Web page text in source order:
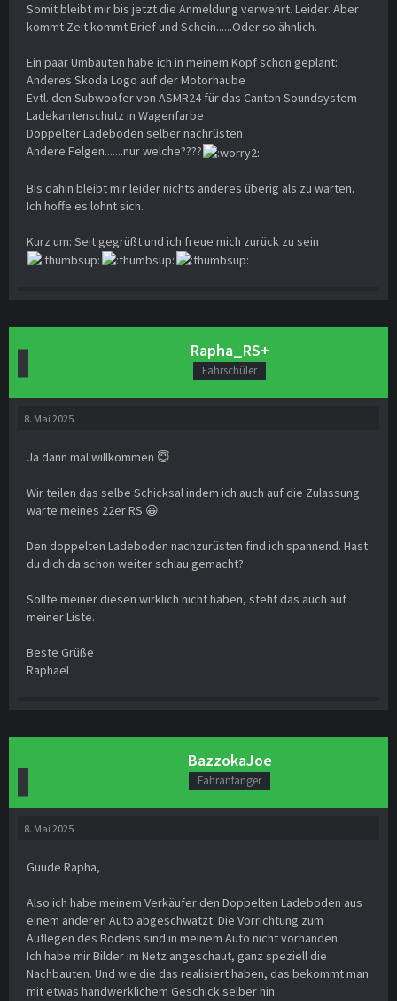
Somit bleibt mir bis jetzt die Anmeldung verwehrt. Leider. Aber
kommt Zeit kommt Brief und Schein......Oder so ähnlich.
Ein paar Umbauten habe ich in meinem Kopf schon geplant:
Anderes Skoda Logo auf der Motorhaube
Evtl. den Subwoofer von ASMR24 für das Canton Soundsystem
Ladekantenschutz in Wagenfarbe
Doppelter Ladeboden selber nachrüsten
Andere Felgen.......nur welche????
Bis dahin bleibt mir leider nichts anderes überig als zu warten.
Ich hoffe es lohnt sich.
Kurz um: Seit gegrüßt und ich freue mich zurück zu sein
Rapha_RS+
Fahrschüler
8. Mai 2025
Ja dann mal willkommen 😇
Wir teilen das selbe Schicksal indem ich auch auf die Zulassung
warte meines 22er RS 😀
Den doppelten Ladeboden nachzurüsten find ich spannend. Hast
du dich da schon weiter schlau gemacht?
Sollte meiner diesen wirklich nicht haben, steht das auch auf
meiner Liste.
Beste Grüße
Raphael
BazzokaJoe
Fahranfänger
8. Mai 2025
Guude Rapha,
Also ich habe meinem Verkäufer den Doppelten Ladeboden aus
einem anderen Auto abgeschwatzt. Die Vorrichtung zum
Auflegen des Bodens sind in meinem Auto nicht vorhanden.
Ich habe mir Bilder im Netz angeschaut, ganz speziell die
Nachbauten. Und wie die das realisiert haben, das bekommt man
mit etwas handwerklichem Geschick selber hin.